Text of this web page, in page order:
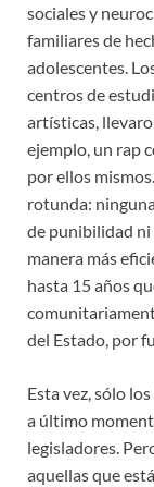
sociales y
familiares de
adolescentes.
centros de
artísticas,
ejemplo, un rap
por ellos
rotunda:
de punibilidad ni
manera más
hasta 15 años
del Estado, por
Esta vez, sólo
a último
legisladores.
aquellas que